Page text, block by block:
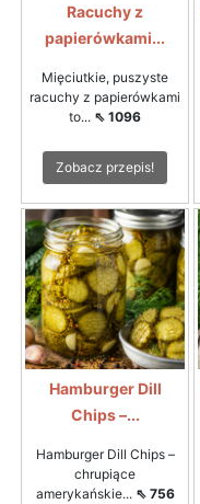
Racuchy z
papierówkami...
Mięciutkie, puszyste
racuchy z papierówkami
to... ⇖ 1096
Zobacz przepis!
Hamburger Dill
Chips –...
Hamburger Dill Chips –
chrupiące
amerykańskie... ⇖ 756